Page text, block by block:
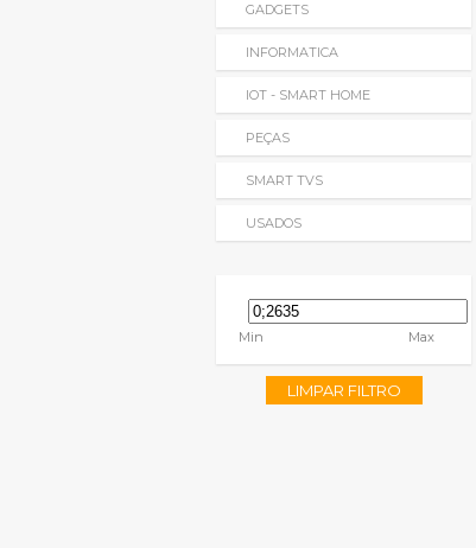
GADGETS
INFORMATICA
IOT - SMART HOME
PEÇAS
SMART TVS
USADOS
Min Max
LIMPAR FILTRO